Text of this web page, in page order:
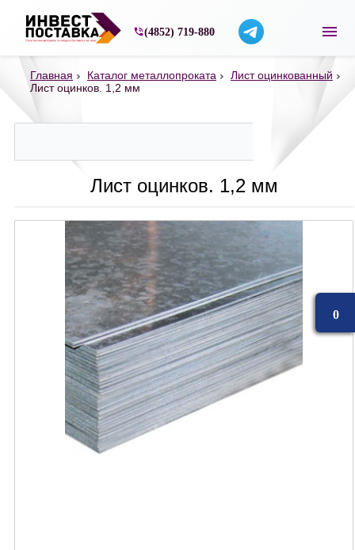
Строительные материалы со склада в
(4852) 719-880
Главная Каталог металлопроката
Лист оцинкованный
Лист оцинков. 1,2 мм
Лист оцинков. 1,2 мм
0